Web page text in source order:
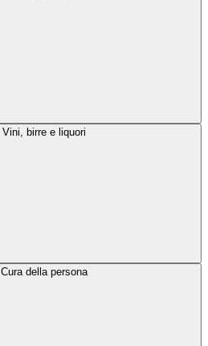
Vini, birre e liquori
Cura della persona